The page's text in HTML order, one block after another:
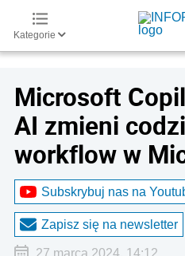
Kategorie
Microsoft
AI zmieni
workflow w
Subskrybuj nas na
Zapisz się na newsletter
27 marca 2024, 14:12